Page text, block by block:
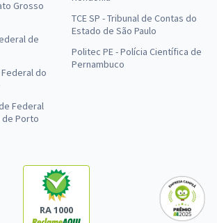
Grosso
de
Federal do
Federal
de Porto
TCE SP - Tribunal de Contas do
Estado de São Paulo
Politec PE - Polícia Científica de
Pernambuco
RA 1000